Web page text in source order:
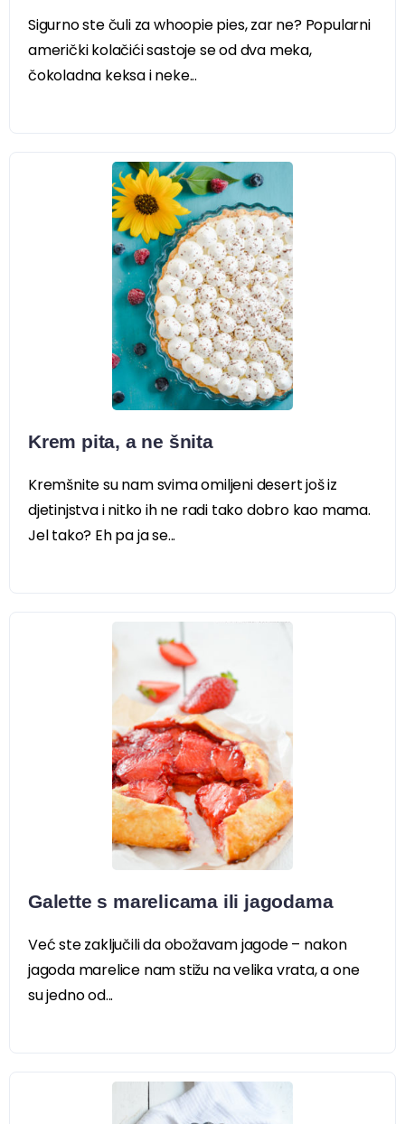
Sigurno ste čuli za whoopie pies, zar ne? Popularni
američki kolačići sastoje se od dva meka,
čokoladna keksa i neke...
Krem pita, a ne šnita
Kremšnite su nam svima omiljeni desert još iz
djetinjstva i nitko ih ne radi tako dobro kao mama.
Jel tako? Eh pa ja se...
Galette s marelicama ili jagodama
Već ste zaključili da obožavam jagode – nakon
jagoda marelice nam stižu na velika vrata, a one
su jedno od...